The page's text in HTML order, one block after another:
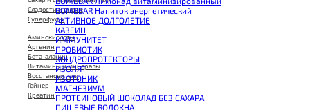
BOMBBAR Напиток энергетический
АКТИВНОЕ ДОЛГОЛЕТИЕ
КАЗЕИН
ИММУНИТЕТ
ПРОБИОТИК
ХОНДРОПРОТЕКТОРЫ
ИЗОЛЯТ
ИЗОТОНИК
МАГНЕЗИУМ
ПРОТЕИНОВЫЙ ШОКОЛАД БЕЗ САХАРА
ПИЩЕВЫЕ ВОЛОКНА
Сладости и снеки
Суперфуды
Аминокислоты
Аргенин
Бета-аланин
Витамины и минералы
Восстановители
Гейнер
Креатин